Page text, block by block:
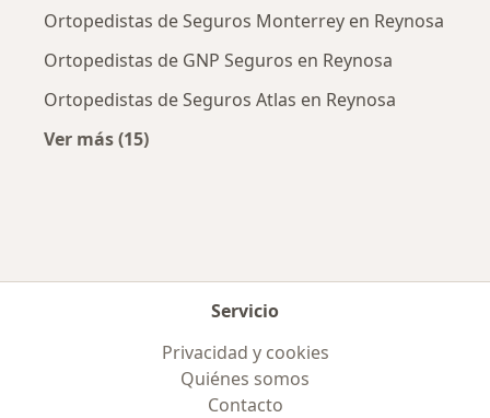
Ortopedistas de Seguros Monterrey en Reynosa
Ortopedistas de GNP Seguros en Reynosa
Ortopedistas de Seguros Atlas en Reynosa
Ver más (15)
Servicio
Privacidad y cookies
Quiénes somos
Contacto